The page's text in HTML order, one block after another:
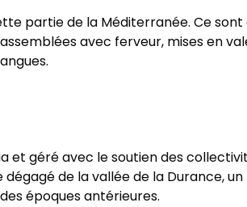
partie de la Méditerranée. Ce
avec ferveur, mises en
et géré avec le soutien des
de la vallée de la Durance, un
époques antérieures.